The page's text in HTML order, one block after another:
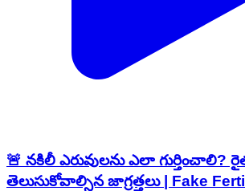
🚨 నకిలీ ఎరువులను ఎలా గుర్తించాలి?
తెలుసుకోవాల్సిన జాగ్రత్తలు | Fake